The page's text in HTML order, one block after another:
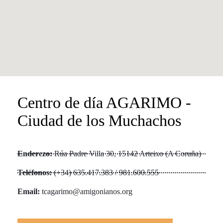
Centro de día AGARIMO -
Ciudad de los Muchachos
Enderezo:Rúa Padre Villa 30, 15142 Arteixo (A Coruña)
Teléfonos:(+34) 635.417.383 / 981.600.555
Email: tcagarimo@amigonianos.org